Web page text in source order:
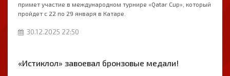
примет участие в международном турнире «Qatar Cup», который
пройдет с 22 по 29 января в Катаре.
30.12.2025 22:50
«Истиклол» завоевал бронзовые медали!